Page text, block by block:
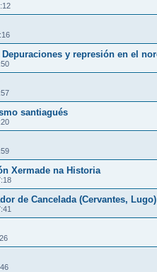
y represión en el
santiagués
Xermade na Historia
de Cancelada (Cervantes, Lugo)